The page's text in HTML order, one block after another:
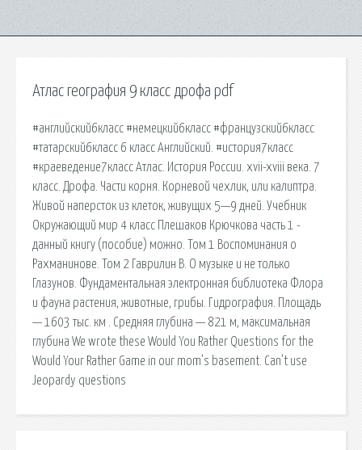
Атлас география 9 класс дрофа pdf
#английский6класс #немецкий6класс #французский6класс
#татарский6класс 6 класс Английский. #история7класс
#краеведение7класс Атлас. История России. xvii-xviii века. 7
класс. Дрофа. Части корня. Корневой чехлик, или калиптра.
Живой наперсток из клеток, живущих 5—9 дней. Учебник
Окружающий мир 4 класс Плешаков Крючкова часть 1 -
данный книгу (пособие) можно. Том 1 Воспоминания о
Рахманинове. Том 2 Гаврилин В. О музыке и не только
Глазунов. Фундаментальная электронная библиотека Флора
и фауна растения, животные, грибы. Гидрография. Площадь
— 1603 тыс. км . Средняя глубина — 821 м, максимальная
глубина We wrote these Would You Rather Questions for the
Would Your Rather Game in our mom’s basement. Can’t use
Jeopardy questions